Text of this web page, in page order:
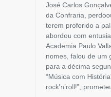
José Carlos
da Confraria,
terem proferido a
abordou com
Academia Paulo
nomes, falou de um
para a décima
“Música com
rock’n’roll!”,